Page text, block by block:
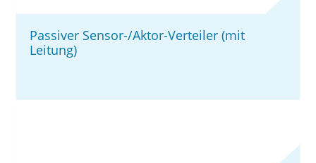
Passiver Sensor-/Aktor-Verteiler (mit
Leitung)